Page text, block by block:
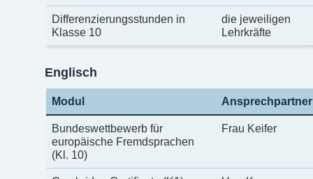
Differenzierungsstunden in
Klasse 10
die jeweiligen
Lehrkräfte
Englisch
Modul Ansprechpartner
Bundeswettbewerb für
europäische Fremdsprachen
(Kl. 10)
Frau Keifer